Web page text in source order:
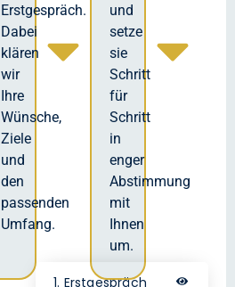
Erstgespräch.
Dabei
klären
wir
Ihre
Wünsche,
Ziele
und
den
passenden
Umfang.
und
setze
sie
Schritt
für
Schritt
in
enger
Abstimmung
mit
Ihnen
um.
1. Erstgespräch